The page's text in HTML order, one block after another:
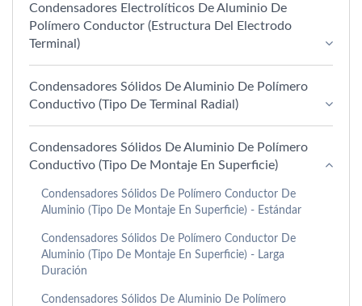
Condensadores Electrolíticos De Aluminio De
Polímero Conductor (estructura Del Electrodo
Terminal)
Condensadores Sólidos De Aluminio De Polímero
Conductivo (Tipo De Terminal Radial)
Condensadores Sólidos De Aluminio De Polímero
Conductivo (Tipo De Montaje En Superficie)
Condensadores Sólidos De Polímero Conductor De
Aluminio (tipo De Montaje En Superficie) - Estándar
Condensadores Sólidos De Polímero Conductor De
Aluminio (tipo De Montaje En Superficie) - Larga
Duración
Condensadores Sólidos De Aluminio De Polímero